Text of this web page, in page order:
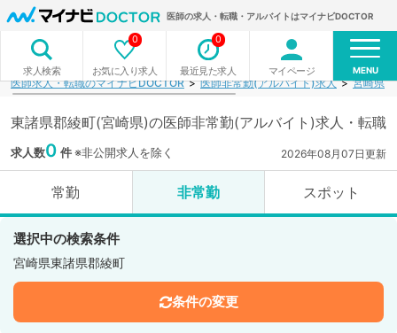
医師の求人・転職・アルバイトはマイナビDOCTOR
求人検索 お気に入り求人
0
最近見た求人
0
マイページ MENU
医師求人・転職のマイナビDOCTOR 医師非常勤(アルバイト)求人 宮崎県
東諸県郡綾町(宮崎県)の医師非常勤(アルバイト)求人・転職
求人数0 件※非公開求人を除く 2026年08月07日更新
常勤 非常勤 スポット
選択中の検索条件
宮崎県東諸県郡綾町
条件の変更